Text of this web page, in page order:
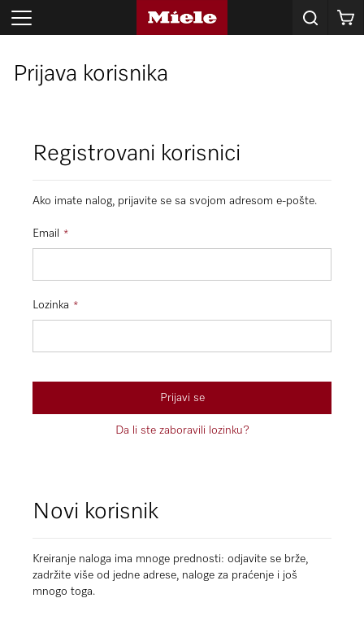
Korpa
Prijava korisnika
Registrovani korisnici
Ako imate nalog, prijavite se sa svojom adresom e-pošte.
Email
Lozinka
Prijavi se
Da li ste zaboravili lozinku?
Novi korisnik
Kreiranje naloga ima mnoge prednosti: odjavite se brže,
zadržite više od jedne adrese, naloge za praćenje i još
mnogo toga.